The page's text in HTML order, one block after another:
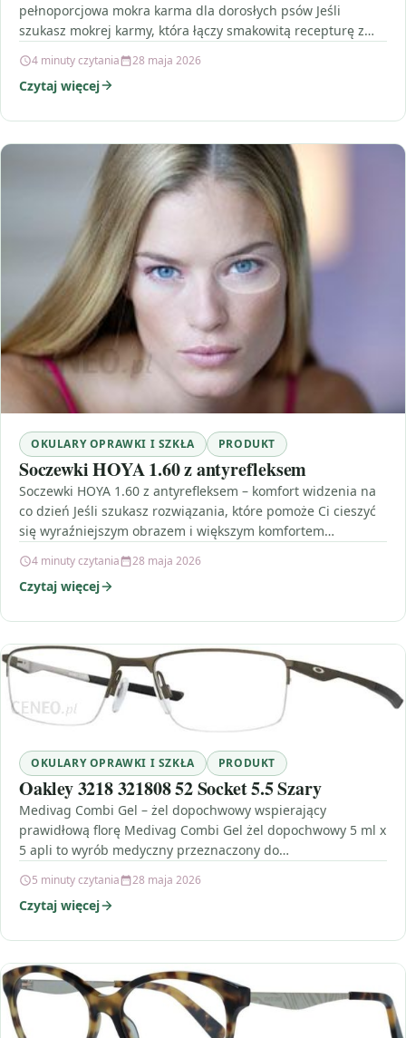
pełnoporcjowa mokra karma dla dorosłych psów Jeśli
szukasz mokrej karmy, która łączy smakowitą recepturę z…
4 minuty czytania 28 maja 2026
Czytaj więcej
OKULARY OPRAWKI I SZKŁA PRODUKT
Soczewki HOYA 1.60 z antyrefleksem
Soczewki HOYA 1.60 z antyrefleksem – komfort widzenia na
co dzień Jeśli szukasz rozwiązania, które pomoże Ci cieszyć
się wyraźniejszym obrazem i większym komfortem…
4 minuty czytania 28 maja 2026
Czytaj więcej
OKULARY OPRAWKI I SZKŁA PRODUKT
Oakley 3218 321808 52 Socket 5.5 Szary
Medivag Combi Gel – żel dopochwowy wspierający
prawidłową florę Medivag Combi Gel żel dopochwowy 5 ml x
5 apli to wyrób medyczny przeznaczony do…
5 minuty czytania 28 maja 2026
Czytaj więcej